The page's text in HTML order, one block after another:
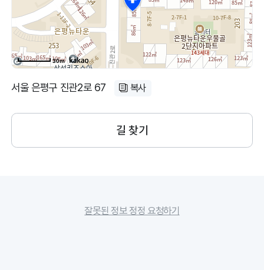
30m
서울 은평구 진관2로 67 복사
길 찾기
잘못된 정보 정정 요청하기